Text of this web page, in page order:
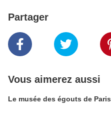
Partager
Vous aimerez aussi
Le musée des égouts de Paris